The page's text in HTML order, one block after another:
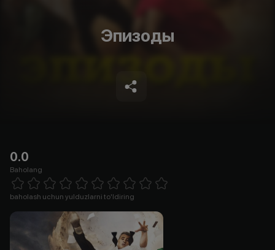
Эпизоды
0.0
Baholang
1 Star 2 Stars 3 Stars 4 Stars5 Stars 6 Stars7 Stars8 Stars
baholash uchun yulduzlarni to'ldiring